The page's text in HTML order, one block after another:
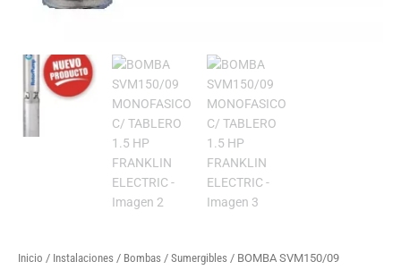
Inicio / Instalaciones / Bombas / Sumergibles / BOMBA SVM150/09